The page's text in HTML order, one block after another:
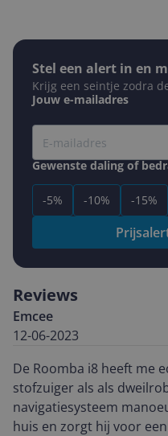
Stel een alert in en
Krijg een seintje zodra
Jouw e-mailadres
Gewenste daling of
-5% -10% -15%
Reviews
Emcee
12-06-2023
De Roomba i8 heeft me
stofzuiger als als
navigatiesysteem
huis en zorgt hij voor